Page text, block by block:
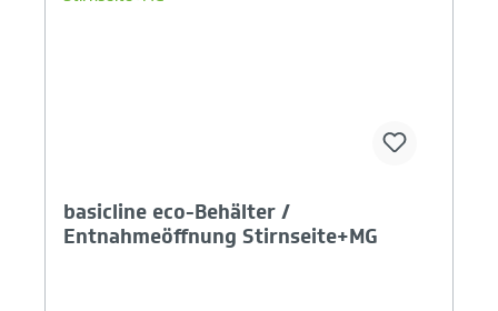
basicline eco-Behälter /
Entnahmeöffnung Stirnseite+MG